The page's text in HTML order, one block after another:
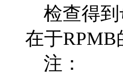
检查得到
在于RPMB
注：